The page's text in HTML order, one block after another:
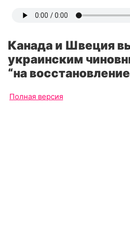
Канада и Швеция
украинским
“на
Полная версия